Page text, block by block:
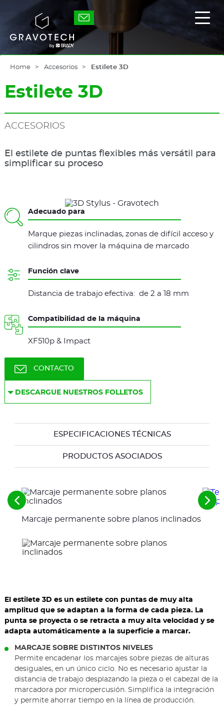
Gravotech
Home Accesorios Estilete 3D
Estilete 3D
ACCESORIOS
El estilete de puntas flexibles más versátil para
simplificar su proceso
Adecuado para
Marque piezas inclinadas, zonas de difícil acceso y
cilindros sin mover la máquina de marcado
Función clave
Distancia de trabajo efectiva: de 2 a 18 mm
Compatibilidad de la máquina
XF510p & Impact
CONTACTO
DESCARGUE NUESTROS FOLLETOS
ESPECIFICACIONES TÉCNICAS
PRODUCTOS ASOCIADOS
Marcaje permanente sobre planos inclinados
Ver
los
elementos
Ver
los
El estilete 3D es un estilete con puntas de muy alta
amplitud que se adaptan a la forma de cada pieza. La
punta se proyecta o se retracta a muy alta velocidad y se
adapta automáticamente a la superficie a marcar.
MARCAJE SOBRE DISTINTOS NIVELES
Permite encadenar los marcajes sobre piezas de alturas
desiguales, en un único ciclo. No es necesario ajustar la
distancia de trabajo desplazando la pieza o el cabezal de la
marcadora por micropercusión. Simplifica la integración
y permite ahorrar tiempo en la línea de producción.